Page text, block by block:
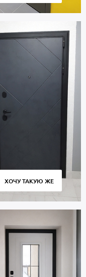
ХОЧУ ТАКУЮ ЖЕ